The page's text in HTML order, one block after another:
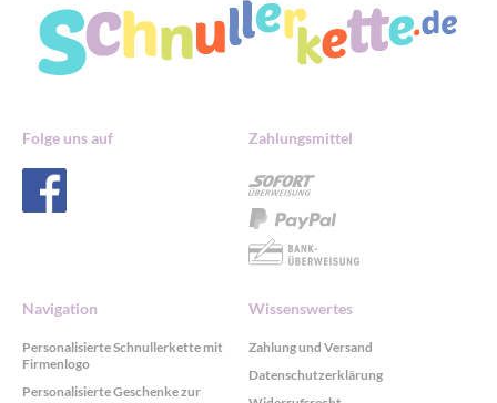
Folge uns auf Zahlungsmittel
Navigation
Personalisierte Schnullerkette mit
Firmenlogo
Personalisierte Geschenke zur
Wissenswertes
Zahlung und Versand
Datenschutzerklärung